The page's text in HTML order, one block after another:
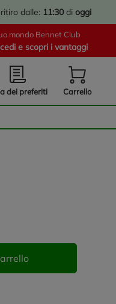
dalle: 11:30 di oggi
mondo Bennet Club
e scopri i vantaggi
dei preferiti Carrello